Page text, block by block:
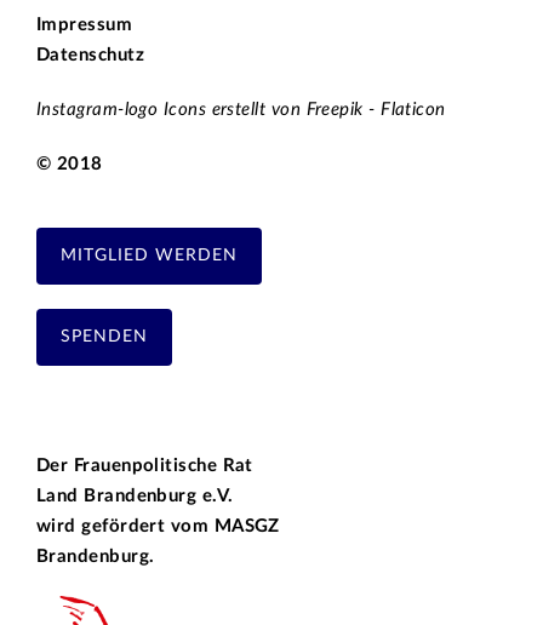
Impressum
Datenschutz
Instagram-logo Icons erstellt von Freepik - Flaticon
© 2018
MITGLIED WERDEN
SPENDEN
Der Frauenpolitische Rat
Land Brandenburg e.V.
wird gefördert vom MASGZ
Brandenburg.